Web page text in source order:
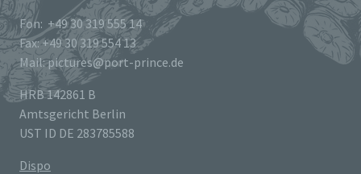
Fon: +49 30 319 555 14
Fax: +49 30 319 554 13
Mail: pictures@port-prince.de
HRB 142861 B
Amtsgericht Berlin
UST ID DE 283785588
Dispo